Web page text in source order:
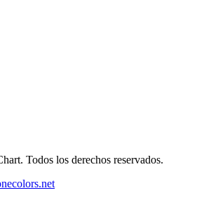
Todos los derechos reservados.